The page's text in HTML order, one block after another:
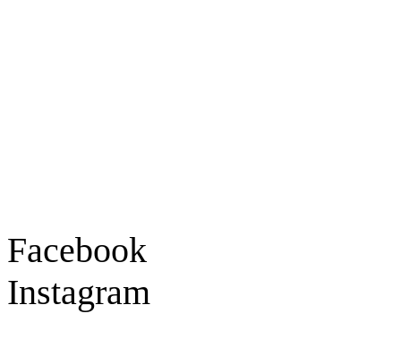
Facebook
Instagram